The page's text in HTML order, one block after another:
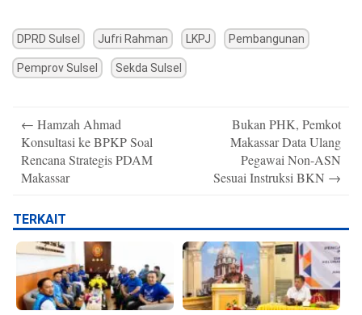
DPRD Sulsel Jufri Rahman LKPJ Pembangunan
Pemprov Sulsel Sekda Sulsel
navigation
← Hamzah Ahmad
Konsultasi ke BPKP Soal
Rencana Strategis PDAM
Makassar
Bukan PHK, Pemkot
Makassar Data Ulang
Pegawai Non-ASN
Sesuai Instruksi BKN →
TERKAIT